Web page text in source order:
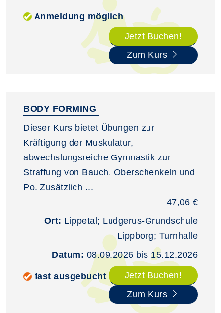
Anmeldung möglich
Jetzt Buchen!
Zum Kurs
BODY FORMING
Dieser Kurs bietet Übungen zur
Kräftigung der Muskulatur,
abwechslungsreiche Gymnastik zur
Straffung von Bauch, Oberschenkeln und
Po. Zusätzlich ...
47,06 €
Ort: Lippetal; Ludgerus-Grundschule
Lippborg; Turnhalle
Datum: 08.09.2026 bis 15.12.2026
fast ausgebucht
Jetzt Buchen!
Zum Kurs